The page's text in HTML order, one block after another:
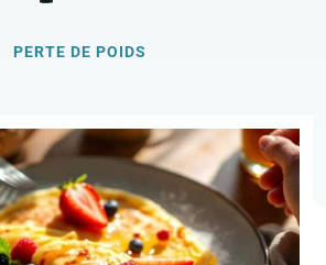
PERTE DE POIDS